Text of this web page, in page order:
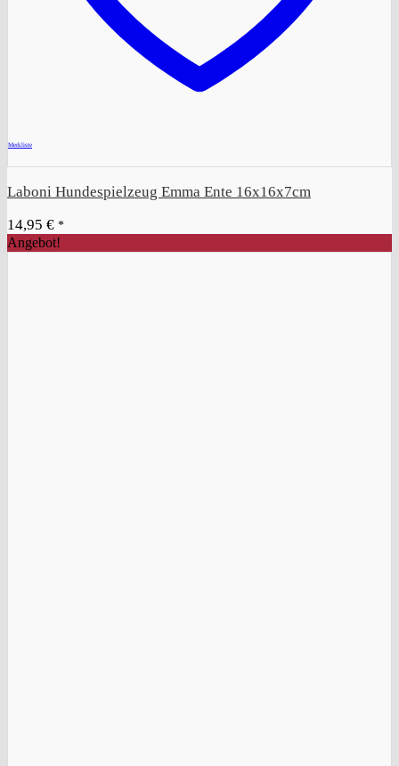
Merkliste
Laboni Hundespielzeug Emma Ente 16x16x7cm
14,95 € *
Angebot!